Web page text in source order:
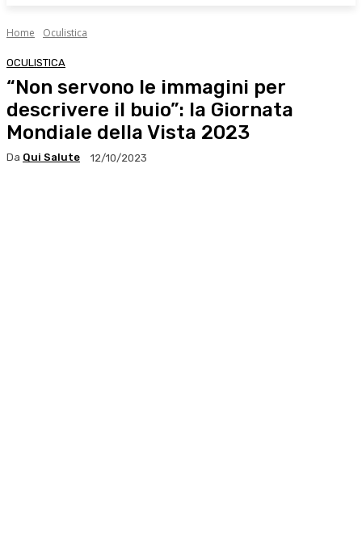
Home Oculistica
OCULISTICA
“Non servono le immagini per
descrivere il buio”: la Giornata
Mondiale della Vista 2023
Da Qui Salute 12/10/2023